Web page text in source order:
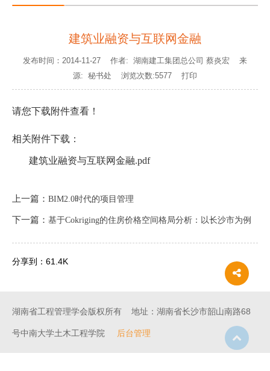
建筑业融资与互联网金融
发布时间：2014-11-27 作者: 湖南建工集团总公司 蔡炎宏 来
源: 秘书处 浏览次数:5577 打印
请您下载附件查看！
相关附件下载：
建筑业融资与互联网金融.pdf
上一篇： BIM2.0时代的项目管理
下一篇： 基于Cokriging的住房价格空间格局分析：以长沙市为例
分享到： 61.4K
湖南省工程管理学会版权所有 地址：湖南省长沙市韶山南路68
号中南大学土木工程学院 后台管理